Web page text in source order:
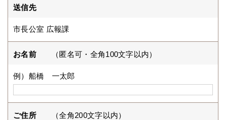
送信先
市長公室 広報課
お名前 （匿名可・全角100文字以内）
例）船橋 一太郎
ご住所 （全角200文字以内）